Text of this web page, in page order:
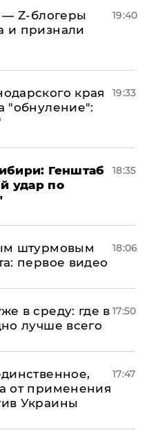
— Z-блогеры
и признали
19:40
края
"обнуление":
19:33
Генштаб
удар по
18:35
штурмовым
первое видео
18:06
в среду: где в
лучше всего
17:50
от применения
Украины
17:47